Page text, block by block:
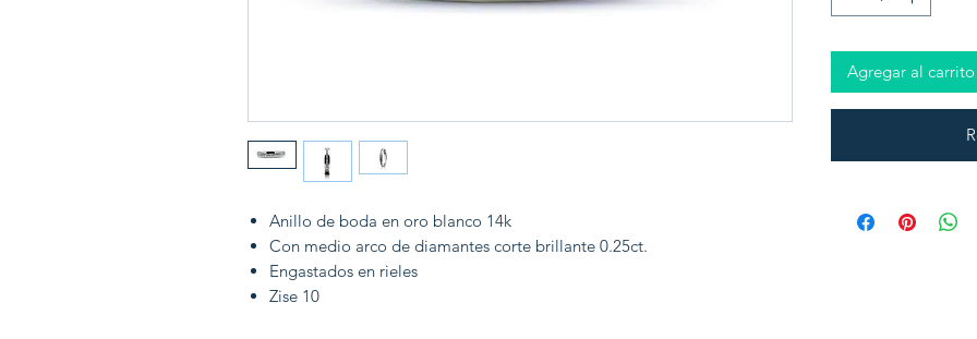
Anillo de boda en oro blanco 14k
Con medio arco de diamantes corte brillante 0.25ct.
Engastados en rieles
Zise 10
Agregar al carrito